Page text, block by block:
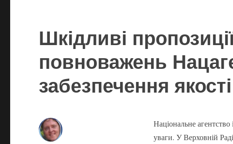
Шкідливі
повноважень
забезпечення
Національне агентство
уваги. У Верховній